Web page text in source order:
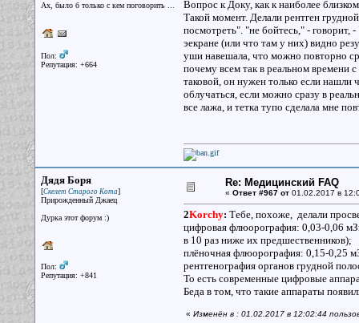
Ах, было б только с кем поговорить ...
Пол:
Репутация: +664
Вопрос к Доку, как к наиболее
Такой момент. Делали рентген
посмотреть". "не бойтесь," - говорит,
эекране (или что там у них) видно
уши навешала, что можно повторно
почему всем так в реальном времени
таковой, он нужен только если нашли
облучаться, если можно сразу в
все лажа, и тетка тупо сделала мне
Дядя Боря
[Скелет Старого Кота]
Прирожденный Джаец
Дурка этот форум :)
Пол:
Репутация: +841
Re: Медицинский FAQ
« Ответ #967 от01.02.2017 в
2Korchy: Тебе, похоже, делали
цифровая флюорография: 0,03-0,06
в 10 раз ниже их предшественников);
плёночная флюорография: 0,15-0,25
рентгенография органов грудной
То есть современные цифровые
Беда в том, что такие аппараты
« Изменён в : 01.02.2017 в 12:02:44